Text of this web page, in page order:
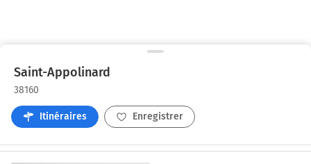
Saint-Appolinard
38160
Itinéraires Enregistrer